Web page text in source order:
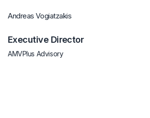
Andreas Vogiatzakis
Executive Director
AMVPlus Advisory